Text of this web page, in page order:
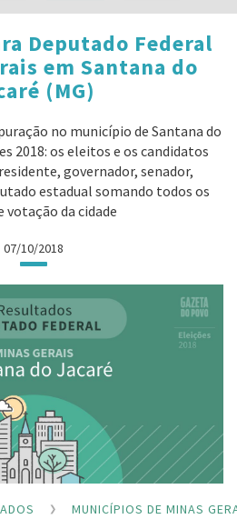
Deputado Federal
em Santana do
(MG)
no município de Santana do
2018: os eleitos e os candidatos
governador, senador,
estadual somando todos os
votação da cidade
07/10/2018
MUNICÍPIOS DE MINAS